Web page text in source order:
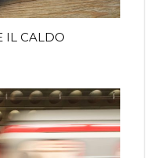
IL CALDO